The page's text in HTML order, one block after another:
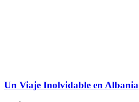
Un Viaje Inolvidable en Albania